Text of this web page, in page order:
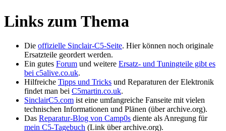
Links zum Thema
Die offizielle Sinclair-C5-Seite. Hier können noch originale
Ersatzteile geordert werden.
Ein gutes Forum und weitere Ersatz- und Tuningteile gibt es
bei c5alive.co.uk.
Hilfreiche Tipps und Tricks und Reparaturen der Elektronik
findet man bei C5martin.co.uk.
SinclairC5.com ist eine umfangreiche Fanseite mit vielen
technischen Informationen und Plänen (über archive.org).
Das Reparatur-Blog von Camp0s diente als Anregung für
mein C5-Tagebuch (Link über archive.org).